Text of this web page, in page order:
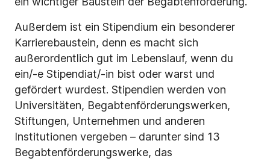
Außerdem ist ein Stipendium ein besonderer
Karrierebaustein, denn es macht sich
außerordentlich gut im Lebenslauf, wenn du
ein/-e Stipendiat/-in bist oder warst und
gefördert wurdest. Stipendien werden von
Universitäten, Begabtenförderungswerken,
Stiftungen, Unternehmen und anderen
Institutionen vergeben – darunter sind 13
Begabtenförderungswerke, das